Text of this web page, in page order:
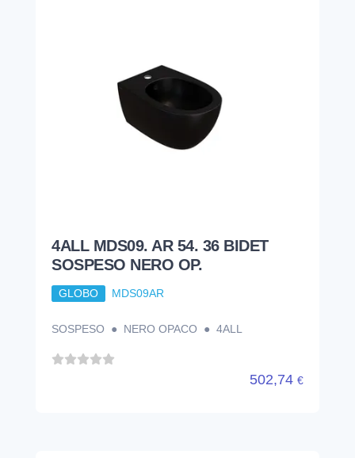
4ALL MDS09. AR 54. 36 BIDET
SOSPESO NERO OP.
MDS09AR
SOSPESO ● NERO OPACO ● 4ALL